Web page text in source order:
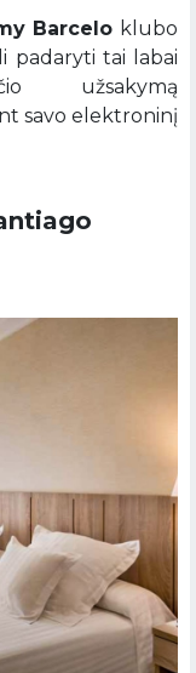
Barcelo klubo
padaryti tai labai
užsakymą
savo elektroninį